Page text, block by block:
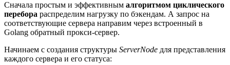
Сначала простым и эффективным алгоритмом циклического
перебора распределим нагрузку по бэкендам. А запрос на
соответствующие сервера направим через встроенный в
Golang обратный прокси-сервер.
Начинаем с создания структуры ServerNode для представления
каждого сервера и его статуса: